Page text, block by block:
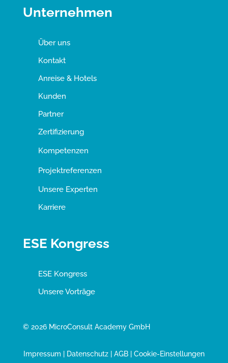
Unternehmen
Über uns
Kontakt
Anreise & Hotels
Kunden
Partner
Zertifizierung
Kompetenzen
Projektreferenzen
Unsere Experten
Karriere
ESE Kongress
ESE Kongress
Unsere Vorträge
© 2026 MicroConsult Academy GmbH
Impressum Datenschutz| AGB| Cookie-Einstellungen